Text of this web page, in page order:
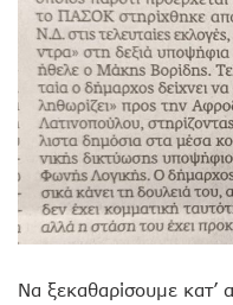
Να ξεκαθαρίσουμε κατ’